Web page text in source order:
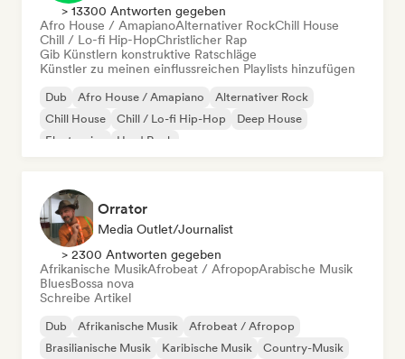
> 13300 Antworten gegeben
Afro House / AmapianoAlternativer RockChill House
Chill / Lo-fi Hip-HopChristlicher Rap
Gib Künstlern konstruktive Ratschläge
Künstler zu meinen einflussreichen Playlists hinzufügen
Dub Afro House / Amapiano
Alternativer Rock
Chill House
Chill / Lo-fi Hip-Hop
Deep House
Electronica
Hard Rock
Orrator
Media Outlet/Journalist
> 2300 Antworten gegeben
Afrikanische MusikAfrobeat / AfropopArabische Musik
BluesBossa nova
Schreibe Artikel
Dub Afrikanische Musik
Afrobeat / Afropop
Brasilianische Musik
Karibische Musik
Country-Musik